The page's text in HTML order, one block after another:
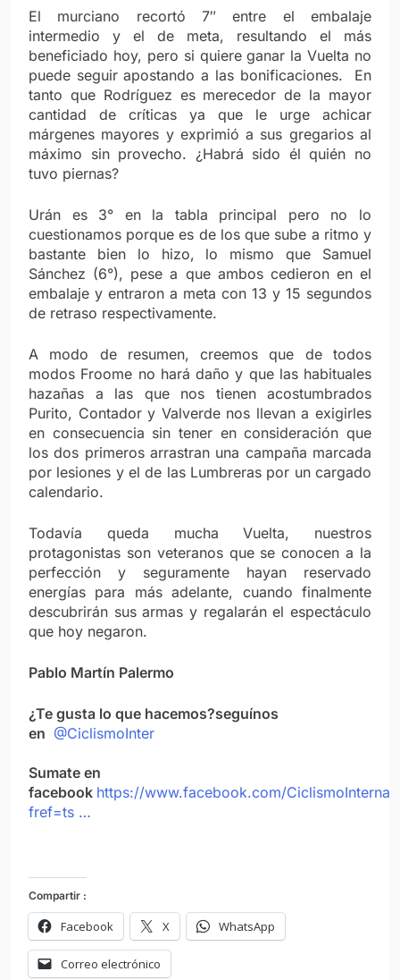
El murciano recortó 7″ entre el embalaje
intermedio y el de meta, resultando el más
beneficiado hoy, pero si quiere ganar la Vuelta no
puede seguir apostando a las bonificaciones. En
tanto que Rodríguez es merecedor de la mayor
cantidad de críticas ya que le urge achicar
márgenes mayores y exprimió a sus gregarios al
máximo sin provecho. ¿Habrá sido él quién no
tuvo piernas?
Urán es 3° en la tabla principal pero no lo
cuestionamos porque es de los que sube a ritmo y
bastante bien lo hizo, lo mismo que Samuel
Sánchez (6°), pese a que ambos cedieron en el
embalaje y entraron a meta con 13 y 15 segundos
de retraso respectivamente.
A modo de resumen, creemos que de todos
modos Froome no hará daño y que las habituales
hazañas a las que nos tienen acostumbrados
Purito, Contador y Valverde nos llevan a exigirles
en consecuencia sin tener en consideración que
los dos primeros arrastran una campaña marcada
por lesiones y el de las Lumbreras por un cargado
calendario.
Todavía queda mucha Vuelta, nuestros
protagonistas son veteranos que se conocen a la
perfección y seguramente hayan reservado
energías para más adelante, cuando finalmente
descubrirán sus armas y regalarán el espectáculo
que hoy negaron.
Pablo Martín Palermo
¿Te gusta lo que hacemos?seguínos
en @CiclismoInter
Sumate en
facebook https://www.facebook.com/
fref=ts …
Compartir :
Facebook X WhatsApp
Correo electrónico